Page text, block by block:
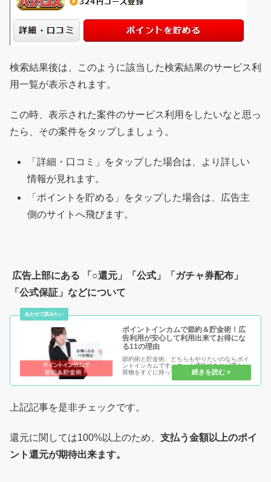
検索結果後は、このように該当した検索結果のサービス利
用一覧が表示されます。
この時、表示された案件のサービス利用をしたいなと思っ
たら、その案件をタップしましょう。
「詳細・口コミ」をタップした場合は、より詳しい
情報が見れます。
「ポイントを貯める」をタップした場合は、広告主
側のサイトへ飛びます。
広告上部にある 「○還元」「公式」「ガチャ券配布」
「公式保証」などについて
ポイントインカムで節約＆貯金術！広
告利用が安心して利用出来てお得にな
る11の理由
節約術と貯金術、どちらもやりたいのならポイ
ントインカムです。ネット通販であれば重たい
荷物をすぐに持ってきてくれる。でも、出来る
だけ安く抑えたい！そんな願いもポイントイン
カムのコンテンツを使いこなせば簡単！それと
上記記事を是非チェックです。
還元に関しては100%以上のため、 支払う金額以上のポイ
ント還元が期待出来ます。